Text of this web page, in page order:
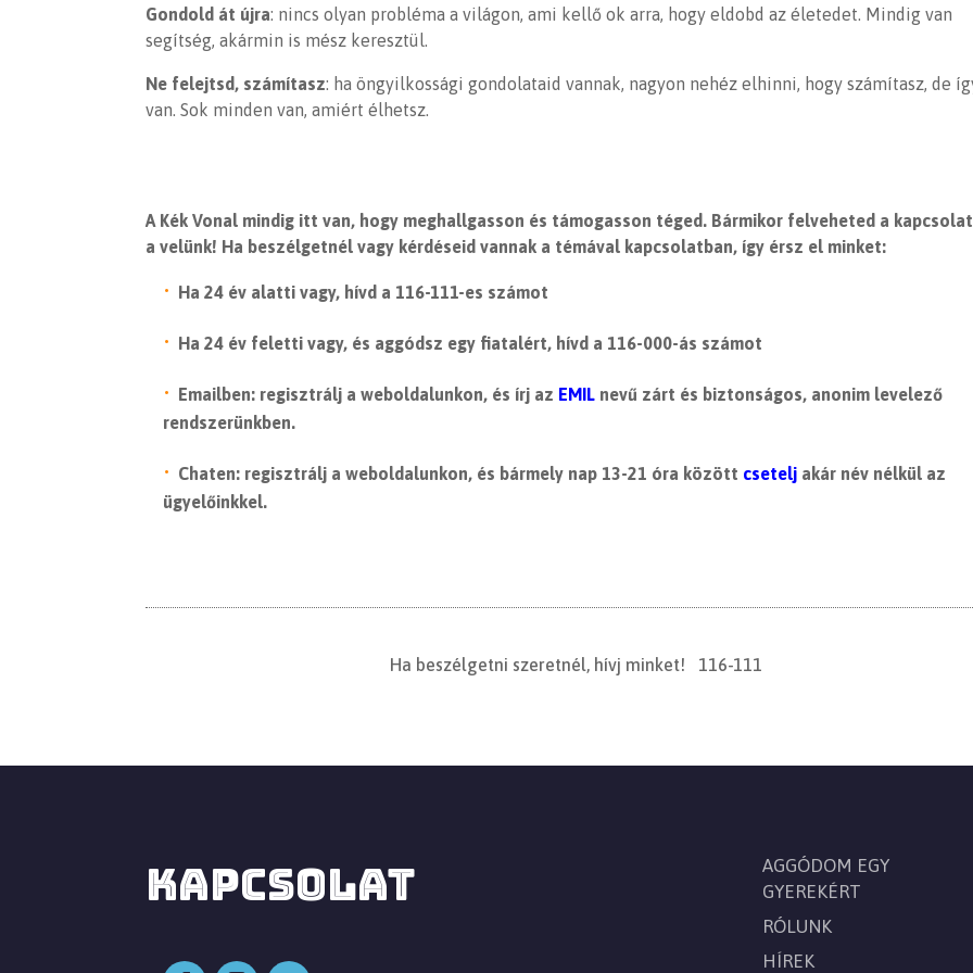
Gondold át újra: nincs olyan probléma a világon,ami kellő ok arra, hogy eldobd az életedet. Mindig van
segítség, akármin is mész keresztül.
Ne felejtsd, számítasz: ha öngyilkossági gondolataid vannak, nagyon nehéz elhinni, hogy számítasz, de
van. Sok minden van, amiért élhetsz.
A Kék Vonal mindig itt van, hogy meghallgasson és támogasson téged. Bármikor felveheted a
a velünk! Ha beszélgetnél vagy kérdéseid vannak a témával kapcsolatban, így érsz el minket:
Ha 24 év alatti vagy, hívd a 116-111-es számot
Ha 24 év feletti vagy, és aggódsz egy fiatalért, hívd a 116-000-ás számot
Emailben: regisztrálj a weboldalunkon, és írj az EMIL nevű zárt és biztonságos, anonim levelező
rendszerünkben.
Chaten: regisztrálj a weboldalunkon, és bármely nap 13-21 óra között csetelj akár név nélkül az
ügyelőinkkel.
Ha beszélgetni szeretnél, hívj minket! 116-111
KAPCSOLAT
AGGÓDOM EGY
GYEREKÉRT
RÓLUNK
HÍREK